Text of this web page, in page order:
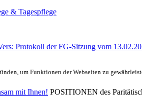
& Tagespflege
Protokoll der FG-Sitzung vom
um Funktionen der Webseiten zu
mit Ihnen! POSITIONEN des